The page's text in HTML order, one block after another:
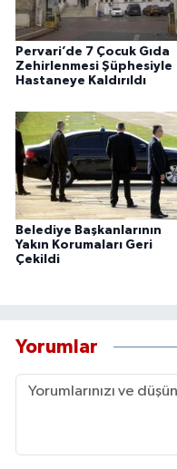
Pervari’de 7 Çocuk Gıda
Zehirlenmesi Şüphesiyle
Hastaneye Kaldırıldı
Belediye Başkanlarının
Yakın Korumaları Geri
Çekildi
Yorumlar